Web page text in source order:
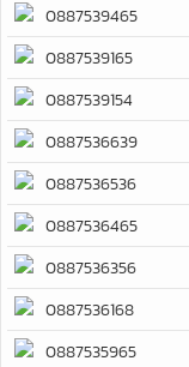
0887539465
0887539165
0887539154
0887536639
0887536536
0887536465
0887536356
0887536168
0887535965